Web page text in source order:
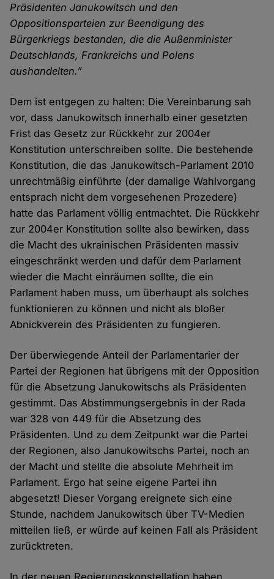
Präsidenten Janukowitsch und den
Oppositionsparteien zur Beendigung des
Bürgerkriegs bestanden, die die Außenminister
Deutschlands, Frankreichs und Polens
aushandelten.”
Dem ist entgegen zu halten: Die Vereinbarung sah
vor, dass Janukowitsch innerhalb einer gesetzten
Frist das Gesetz zur Rückkehr zur 2004er
Konstitution unterschreiben sollte. Die bestehende
Konstitution, die das Janukowitsch-Parlament 2010
unrechtmäßig einführte (der damalige Wahlvorgang
entsprach nicht dem vorgesehenen Prozedere)
hatte das Parlament völlig entmachtet. Die Rückkehr
zur 2004er Konstitution sollte also bewirken, dass
die Macht des ukrainischen Präsidenten massiv
eingeschränkt werden und dafür dem Parlament
wieder die Macht einräumen sollte, die ein
Parlament haben muss, um überhaupt als solches
funktionieren zu können und nicht als bloßer
Abnickverein des Präsidenten zu fungieren.
Der überwiegende Anteil der Parlamentarier der
Partei der Regionen hat übrigens mit der Opposition
für die Absetzung Janukowitschs als Präsidenten
gestimmt. Das Abstimmungsergebnis in der Rada
war 328 von 449 für die Absetzung des
Präsidenten. Und zu dem Zeitpunkt war die Partei
der Regionen, also Janukowitschs Partei, noch an
der Macht und stellte die absolute Mehrheit im
Parlament. Ergo hat seine eigene Partei ihn
abgesetzt! Dieser Vorgang ereignete sich eine
Stunde, nachdem Janukowitsch über TV-Medien
mitteilen ließ, er würde auf keinen Fall als Präsident
zurücktreten.